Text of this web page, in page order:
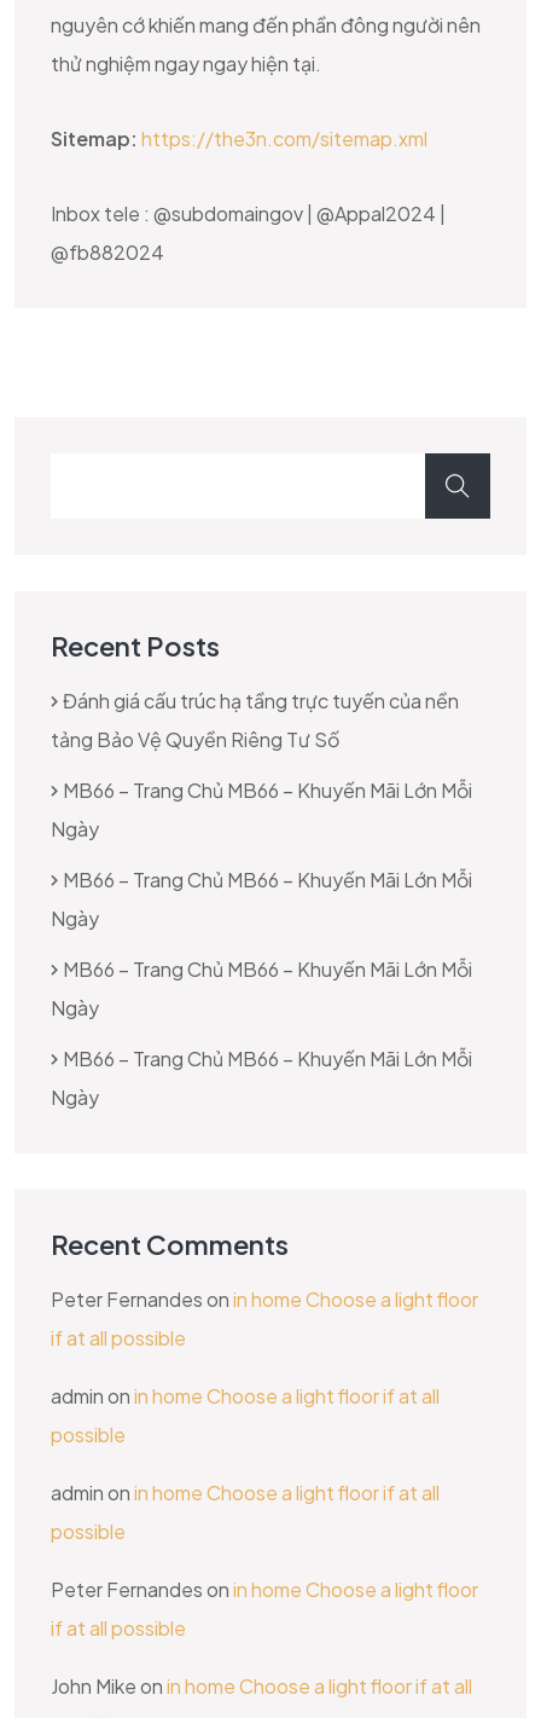
nguyên cớ khiến mang đến phần đông người nên
thử nghiệm ngay ngay hiện tại.
Sitemap: https://the3n.com/sitemap.xml
Inbox tele : @subdomaingov | @Appal2024 |
@fb882024
Recent Posts
Đánh giá cấu trúc hạ tầng trực tuyến của nền
tảng Bảo Vệ Quyền Riêng Tư Số
MB66 – Trang Chủ MB66 – Khuyến Mãi Lớn Mỗi
Ngày
MB66 – Trang Chủ MB66 – Khuyến Mãi Lớn Mỗi
Ngày
MB66 – Trang Chủ MB66 – Khuyến Mãi Lớn Mỗi
Ngày
MB66 – Trang Chủ MB66 – Khuyến Mãi Lớn Mỗi
Ngày
Recent Comments
Peter Fernandesonin home Choose a light floor
if at all possible
adminonin home Choose a light floor if at all
possible
adminonin home Choose a light floor if at all
possible
Peter Fernandesonin home Choose a light floor
if at all possible
John Mikeonin home Choose a light floor if at all